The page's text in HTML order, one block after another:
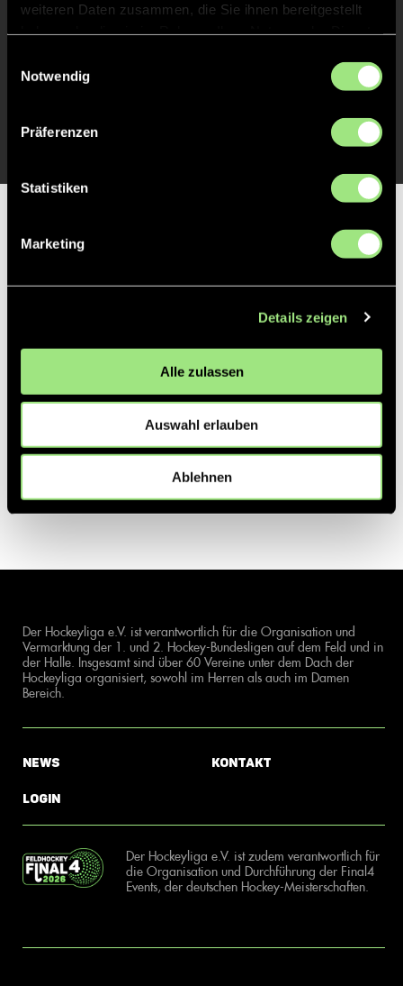
weiteren Daten zusammen, die Sie ihnen bereitgestellt
Notwendig
Präferenzen
Statistiken
Marketing
Details zeigen
Alle zulassen
Auswahl erlauben
Ablehnen
Der Hockeyliga e.V. ist verantwortlich für die Organisation und
Vermarktung der 1. und 2. Hockey-Bundesligen auf dem Feld und in
der Halle. Insgesamt sind über 60 Vereine unter dem Dach der
Hockeyliga organisiert, sowohl im Herren als auch im Damen
Bereich.
News
Login
Kontakt
Der Hockeyliga e.V. ist zudem verantwortlich für
die Organisation und Durchführung der Final4
Events, der deutschen Hockey-Meisterschaften.